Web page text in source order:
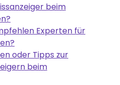
beim
Experten für
oder Tipps zur
beim